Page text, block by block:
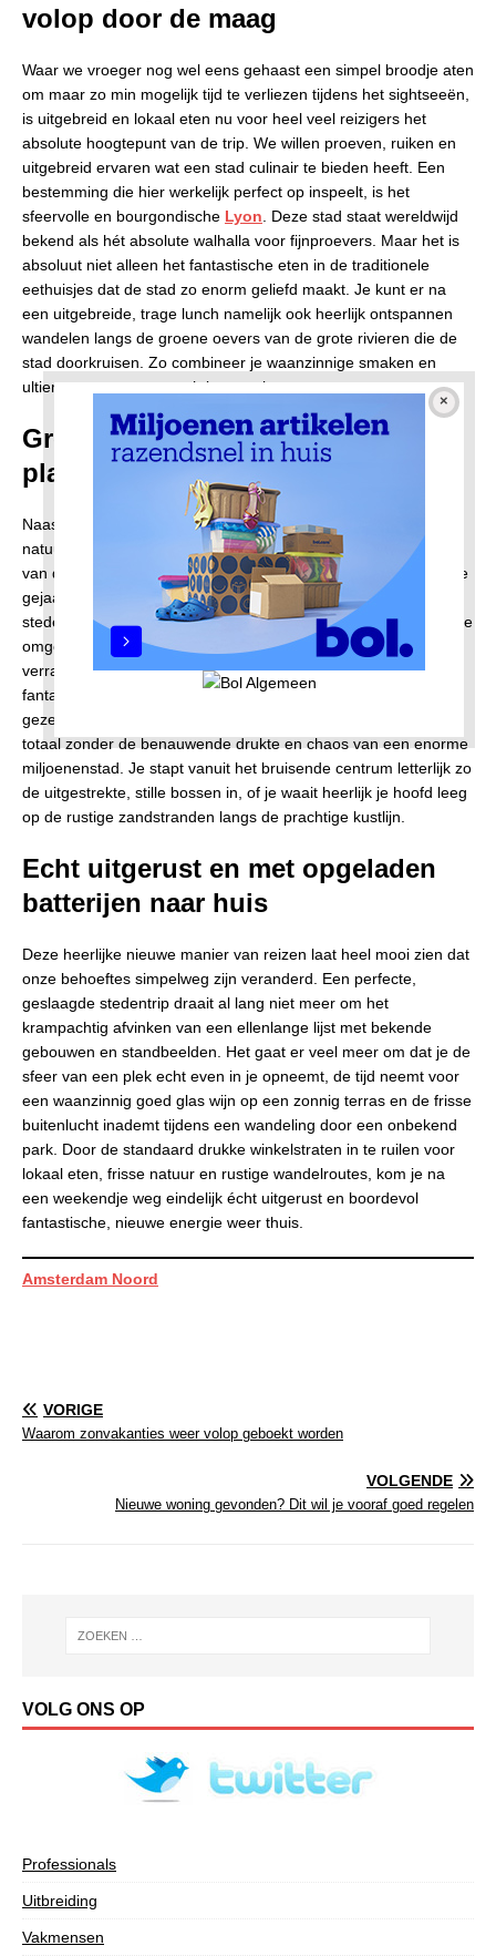
volop door de maag
Waar we vroeger nog wel eens gehaast een simpel broodje aten
om maar zo min mogelijk tijd te verliezen tijdens het sightseeën,
is uitgebreid en lokaal eten nu voor heel veel reizigers het
absolute hoogtepunt van de trip. We willen proeven, ruiken en
uitgebreid ervaren wat een stad culinair te bieden heeft. Een
bestemming die hier werkelijk perfect op inspeelt, is het
sfeervolle en bourgondische Lyon . Deze stad staat wereldwijd
bekend als hét absolute walhalla voor fijnproevers. Maar het is
absoluut niet alleen het fantastische eten in de traditionele
eethuisjes dat de stad zo enorm geliefd maakt. Je kunt er na
een uitgebreide, trage lunch namelijk ook heerlijk ontspannen
wandelen langs de groene oevers van de grote rivieren die de
stad doorkruisen. Zo combineer je waanzinnige smaken en
ultieme rust op een prachtige manier.
Groen en verkoelend water in
plaats van grijs beton
Naast de enorme focus op lekker en lokaal eten, speelt ook de
natuur een steeds grotere en belangrijkere rol bij het uitkiezen
van de juiste stad. We willen even helemaal ontsnappen aan de
gejaagdheid van ons dagelijkse leven en zoeken daarom naar
steden die naadloos overlopen in een adembenemende, groene
omgeving of die lekker verfrissend aan het water liggen. Het
verrassende en gemoedelijkeKristiansandis hier een
fantastisch voorbeeld van. Deze Noorse stad biedt je wel de
gezelligheid van knusse straatjes en hippe cafeetjes, maar dan
totaal zonder de benauwende drukte en chaos van een enorme
miljoenenstad. Je stapt vanuit het bruisende centrum letterlijk zo
de uitgestrekte, stille bossen in, of je waait heerlijk je hoofd leeg
op de rustige zandstranden langs de prachtige kustlijn.
Echt uitgerust en met opgeladen
batterijen naar huis
Deze heerlijke nieuwe manier van reizen laat heel mooi zien dat
onze behoeftes simpelweg zijn veranderd. Een perfecte,
geslaagde stedentrip draait al lang niet meer om het
krampachtig afvinken van een ellenlange lijst met bekende
gebouwen en standbeelden. Het gaat er veel meer om dat je de
sfeer van een plek echt even in je opneemt, de tijd neemt voor
een waanzinnig goed glas wijn op een zonnig terras en de frisse
buitenlucht inademt tijdens een wandeling door een onbekend
park. Door de standaard drukke winkelstraten in te ruilen voor
lokaal eten, frisse natuur en rustige wandelroutes, kom je na
een weekendje weg eindelijk écht uitgerust en boordevol
fantastische, nieuwe energie weer thuis.
Amsterdam Noord
VORIGE
Waarom zonvakanties weer volop geboekt worden
VOLGENDE
Nieuwe woning gevonden? Dit wil je vooraf goed regelen
VOLG ONS OP
Professionals
Uitbreiding
Vakmensen